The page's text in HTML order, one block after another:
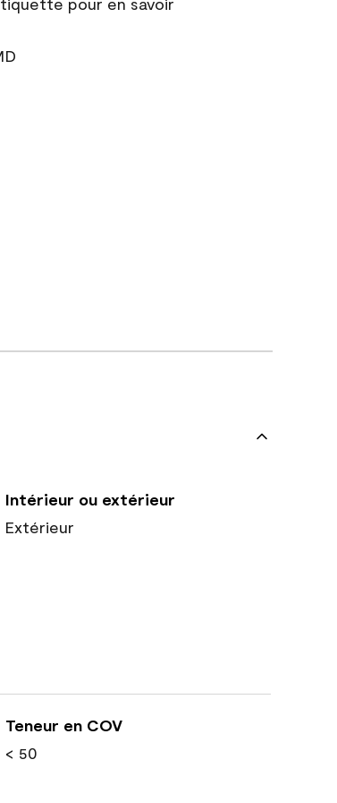
Intérieur ou extérieur
Extérieur
Teneur en COV
< 50